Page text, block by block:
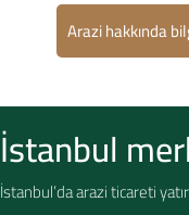
Arazi hakkında
İstanbul
İstanbul’da arazi ticareti